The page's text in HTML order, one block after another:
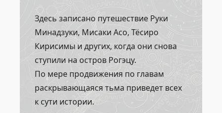
Здесь записано путешествие Руки
Минадзуки, Мисаки Асо, Тёсиро
Кирисимы и других, когда они снова
ступили на остров Рогэцу.
По мере продвижения по главам
раскрывающаяся тьма приведет всех
к сути истории.